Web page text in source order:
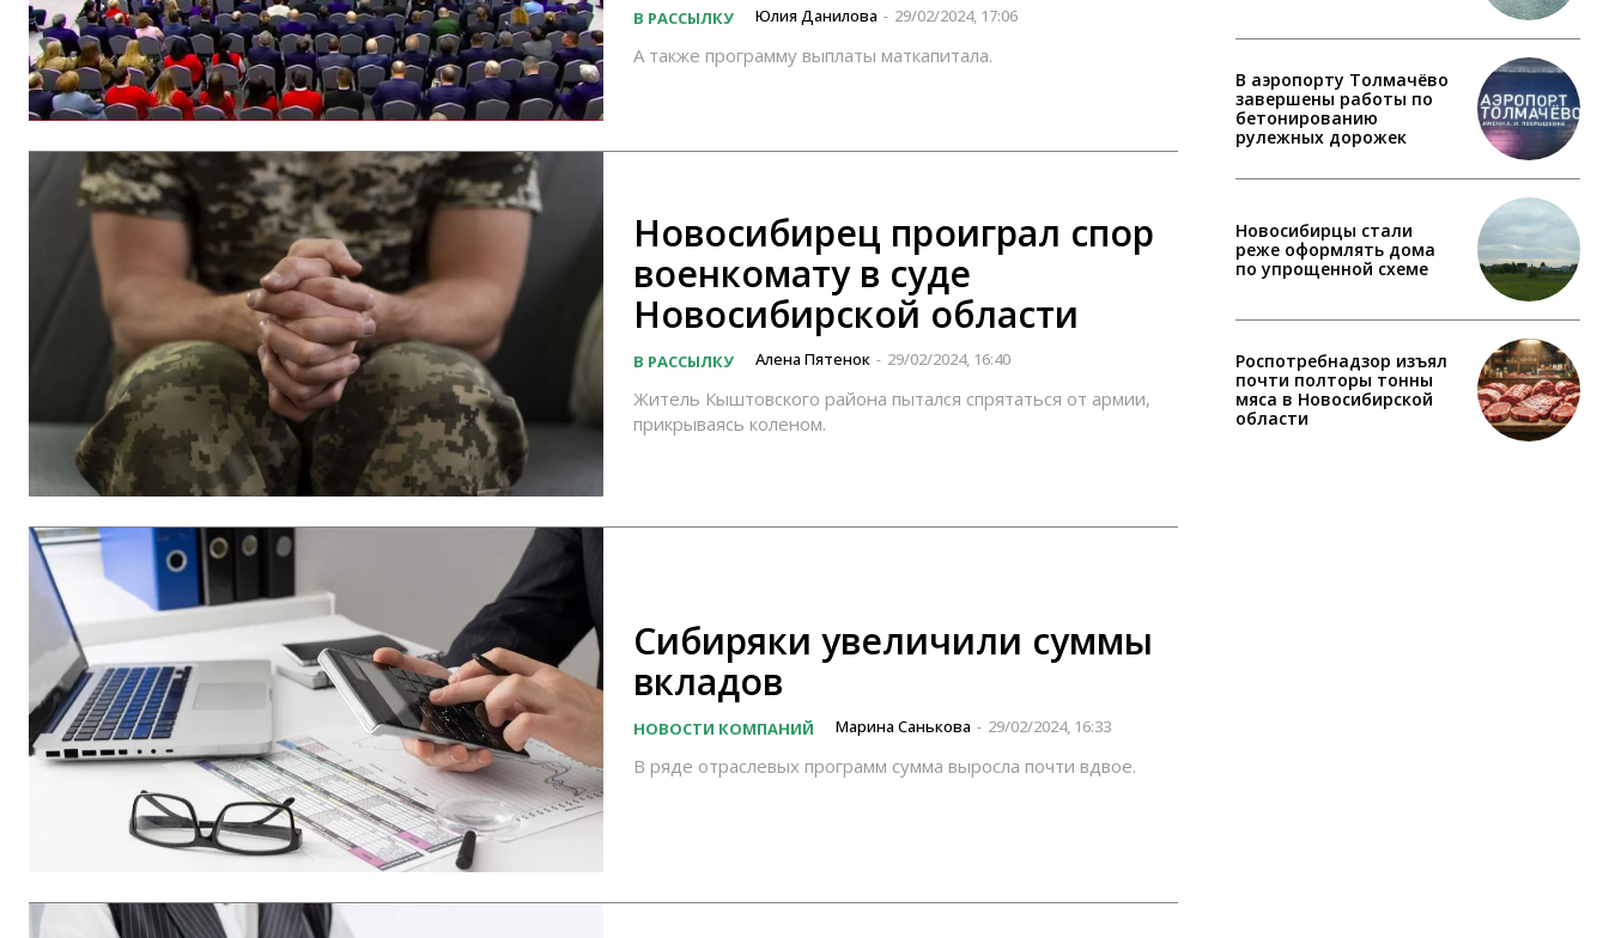
В РАССЫЛКУ Юлия Данилова - 29/02/2024, 17:06
А также программу выплаты маткапитала.
Новосибирец проиграл спор
военкомату в суде
Новосибирской области
В РАССЫЛКУ Алена Пятенок - 29/02/2024, 16:40
Житель Кыштовского района пытался спрятаться от армии,
прикрываясь коленом.
Сибиряки увеличили суммы
вкладов
НОВОСТИ КОМПАНИЙ Марина Санькова - 29/02/2024, 16:33
В ряде отраслевых программ сумма выросла почти вдвое.
В аэропорту Толмачёво
завершены работы по
бетонированию
рулежных дорожек
Новосибирцы стали
реже оформлять дома
по упрощенной схеме
Роспотребнадзор изъял
почти полторы тонны
мяса в Новосибирской
области